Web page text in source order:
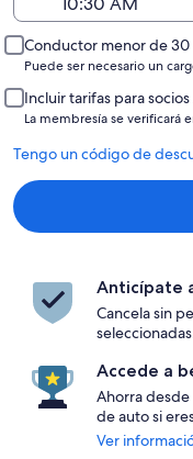
Conductor menor de 30
Puede ser necesario un
Incluir tarifas para socios
La membresía se verificará
Tengo un código de
Anticípate
Cancela sin
Accede a
Ahorra desde
de auto si
Ver